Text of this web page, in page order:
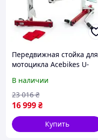
Передвижная стойка для
мотоцикла Acebikes U-
130x152,5x210 5010 63872
В наличии
16 999₴
23 016 ₴
Купить